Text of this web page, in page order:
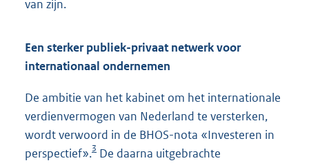
van zijn.
Een sterker publiek-privaat netwerk voor
internationaal ondernemen
De ambitie van het kabinet om het internationale
verdienvermogen van Nederland te versterken,
wordt verwoord in de BHOS-nota «Investeren in
perspectief».3 De daarna uitgebrachte